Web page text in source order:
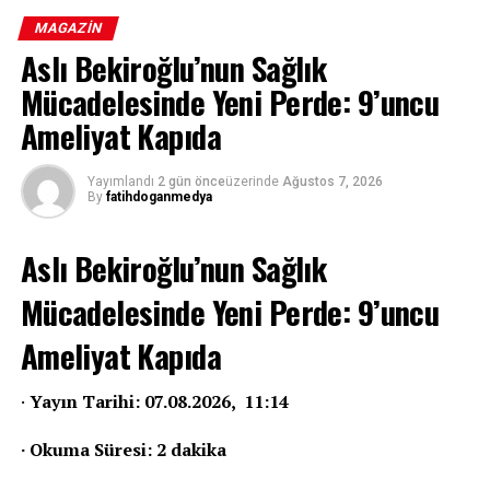
Şirin, onu ikna etmeye çalışırken Kubat her şeyi duydu.
MAGAZIN
Aslı Bekiroğlu’nun Sağlık
Mücadelesinde Yeni Perde: 9’uncu
Ameliyat Kapıda
Yayımlandı 2 gün önceüzerinde Ağustos 7, 2026
By fatihdoganmedya
Aslı Bekiroğlu’nun Sağlık
Mücadelesinde Yeni Perde: 9’uncu
Ameliyat Kapıda
· Yayın Tarihi: 07.08.2026, 11:14
· Okuma Süresi: 2 dakika